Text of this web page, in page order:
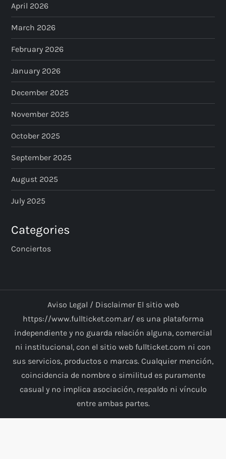
April 2026
March 2026
February 2026
January 2026
December 2025
November 2025
October 2025
September 2025
August 2025
July 2025
Categories
Conciertos
Aviso Legal / Disclaimer El sitio web
https://www.fullticket.com.ar/ es una plataforma
independiente y no guarda relación alguna, comercial
ni institucional, con el sitio web fullticket.com ni con
sus servicios, productos o marcas. Cualquier mención,
coincidencia de nombre o similitud es puramente
casual y no implica asociación, respaldo ni vínculo
entre ambas partes.